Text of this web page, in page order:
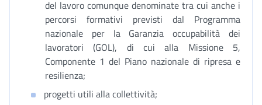
del lavoro comunque denominate tra cui anche i
percorsi formativi previsti dal Programma
nazionale per la Garanzia occupabilità dei
lavoratori (GOL), di cui alla Missione 5,
Componente 1 del Piano nazionale di ripresa e
resilienza;
progetti utili alla collettività;